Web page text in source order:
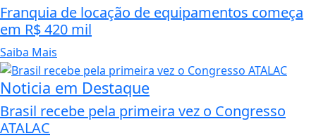
Franquia de locação de equipamentos começa
em R$ 420 mil
Saiba Mais
Noticia em Destaque
Brasil recebe pela primeira vez o Congresso
ATALAC